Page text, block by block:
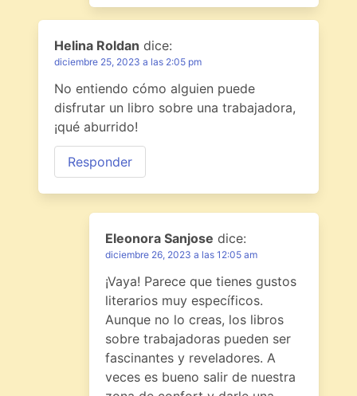
Helina Roldan dice:
diciembre 25, 2023 a las 2:05 pm
No entiendo cómo alguien puede
disfrutar un libro sobre una trabajadora,
¡qué aburrido!
Responder
Eleonora Sanjose dice:
diciembre 26, 2023 a las 12:05 am
¡Vaya! Parece que tienes gustos
literarios muy específicos.
Aunque no lo creas, los libros
sobre trabajadoras pueden ser
fascinantes y reveladores. A
veces es bueno salir de nuestra